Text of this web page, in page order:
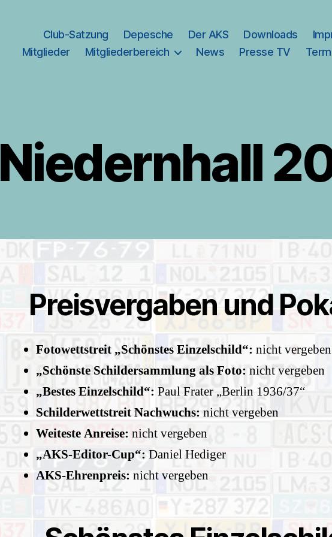
Club-Satzung Depesche Der AKS Downloads
Mitglieder
Mitgliederbereich News Presse TV
Niedernhall
Preisvergaben und
Fotowettstreit „Schönstes Einzelschild“: nicht vergeben
„Schönste Schildersammlung als Foto: nicht vergeben
„Bestes Einzelschild“: Paul Frater „Berlin 1936/37“
Schilderwettstreit Nachwuchs: nicht vergeben
Weiteste Anreise: nicht vergeben
„AKS-Editor-Cup“:Daniel Hediger
AKS-Ehrenpreis: nicht vergeben